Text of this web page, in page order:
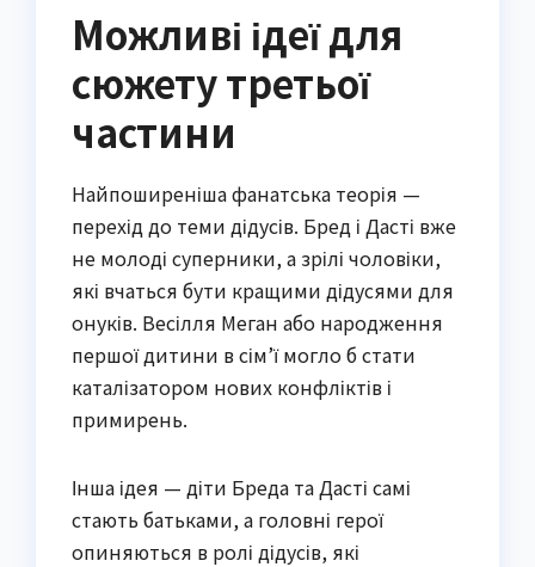
Можливі ідеї для
сюжету третьої
частини
Найпоширеніша фанатська теорія —
перехід до теми дідусів. Бред і Дасті вже
не молоді суперники, а зрілі чоловіки,
які вчаться бути кращими дідусями для
онуків. Весілля Меган або народження
першої дитини в сім’ї могло б стати
каталізатором нових конфліктів і
примирень.
Інша ідея — діти Бреда та Дасті самі
стають батьками, а головні герої
опиняються в ролі дідусів, які